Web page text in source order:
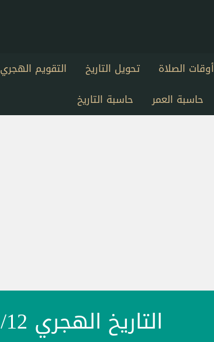
أوقات الصلاة تحويل التاريخ التقويم الهجري
حاسبة العمر حاسبة التاريخ
التاريخ الهجري 1448/11/12 بالميلادي والشمسي